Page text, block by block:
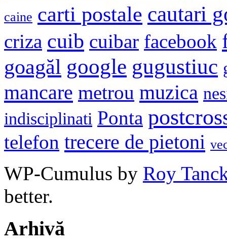
caine carti postale cautari
criza cuib cuibar facebook
goagăl google gugustiuc
mancare metrou muzica
indisciplinati Ponta
telefon trecere de pietoni
WP-Cumulus by Roy
better.
Arhivă